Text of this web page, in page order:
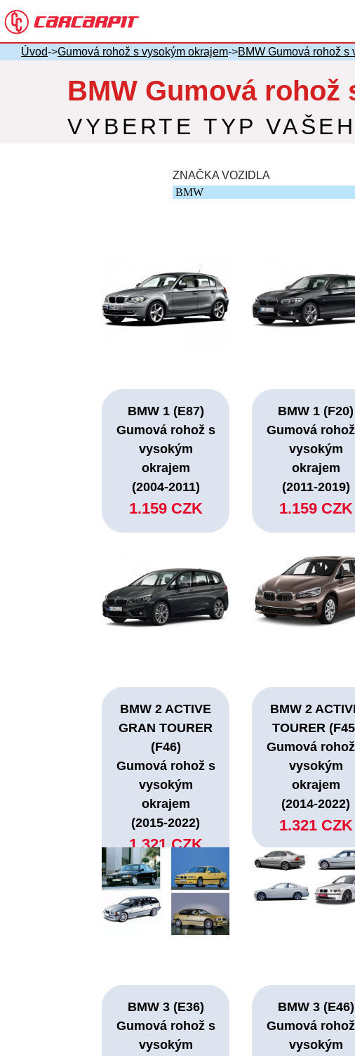
Úvod->Gumová rohož s vysokým okrajem->BMW Gumová rohož s
BMW Gumová rohož
VYBERTE TYP
ZNAČKA VOZIDLA
BMW 1 (E87)
Gumová rohož s
vysokým
okrajem
(2004-2011)
1.159 CZK
BMW 1 (F20)
Gumová
vysokým
okrajem
(2011-2019)
1.159 CZK
BMW 2 ACTIVE
GRAN TOURER
(F46)
Gumová rohož s
vysokým
okrajem
(2015-2022)
1.321 CZK
BMW 2
TOURER
Gumová
vysokým
okrajem
(2014-2022)
1.321 CZK
BMW 3 (E36)
Gumová rohož s
vysokým
BMW 3 (E46)
Gumová
vysokým